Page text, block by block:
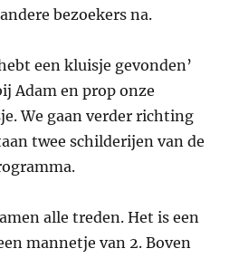
bezoekers na.
een kluisje gevonden’
Adam en prop onze
We gaan verder richting
twee schilderijen van de
alle treden. Het is een
mannetje van 2. Boven